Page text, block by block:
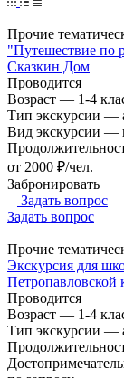
Прочие
"Путешествие по
Сказкин Дом
Проводится
Возраст — 1-4
Тип экскурсии —
Вид экскурсии —
от 2000 ₽/чел.
Забронировать
Задать вопрос
Задать вопрос
Прочие
Экскурсия для
Петропавловской
Проводится
Возраст — 1-4
Тип экскурсии —